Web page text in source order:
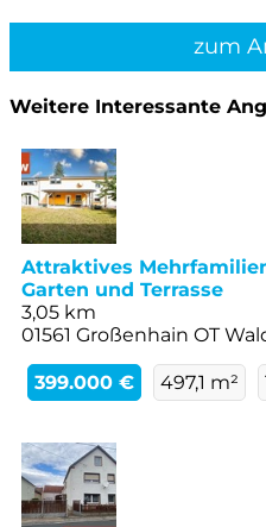
zum
Weitere Interessante
Attraktives
Garten und Terrasse
3,05 km
01561 Großenhain OT
399.000 € 497,1 m²